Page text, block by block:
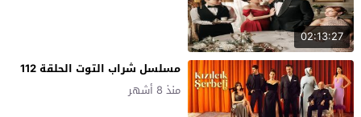
02:13:27
مسلسل شراب التوت الحلقة 112
منذ 8 أشهر